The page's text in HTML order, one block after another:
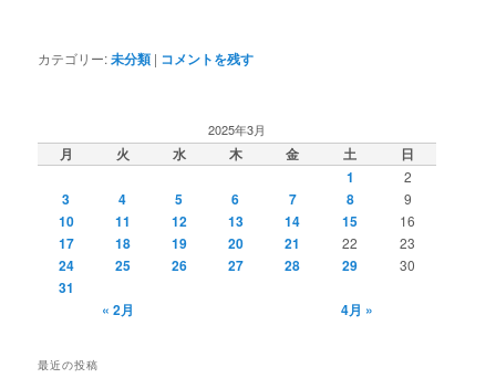
カテゴリー:未分類 | コメントを残す
2025年3月
月 火 水 木 金 土
日
1
2
3 4 5 6 7 8 9
10 11 12 13 14 15 16
17 18 19 20 21 22 23
24 25 26 27 28 29 30
31
« 2月
4月 »
最近の投稿